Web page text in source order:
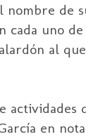
nombre de
cada uno
al
en